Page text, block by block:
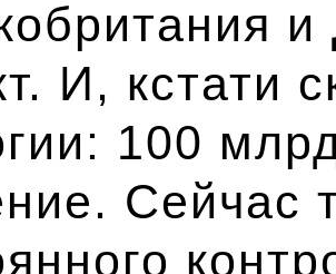
И, кстати
100
Сейчас